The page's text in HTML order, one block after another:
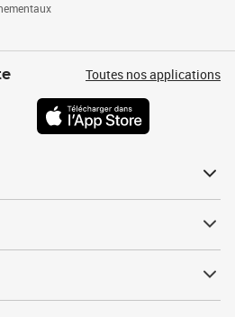
Toutes nos applications